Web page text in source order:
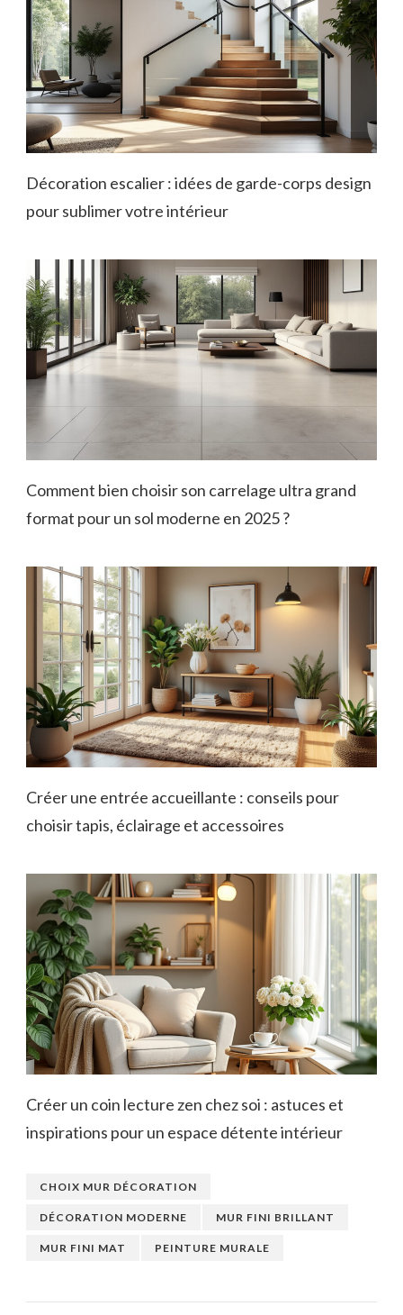
Décoration escalier : idées de garde-corps design
pour sublimer votre intérieur
Comment bien choisir son carrelage ultra grand
format pour un sol moderne en 2025 ?
Créer une entrée accueillante : conseils pour
choisir tapis, éclairage et accessoires
Créer un coin lecture zen chez soi : astuces et
inspirations pour un espace détente intérieur
CHOIX MUR DÉCORATION
DÉCORATION MODERNE MUR FINI BRILLANT
MUR FINI MAT PEINTURE MURALE